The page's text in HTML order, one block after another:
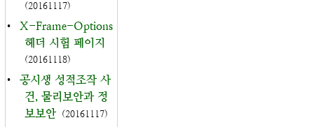
(20161117)
•
X-Frame-Options
헤더 시험 페이지
(20161118)
•
공시생 성적조작 사
건, 물리보안과 정
보보안 (20161117)